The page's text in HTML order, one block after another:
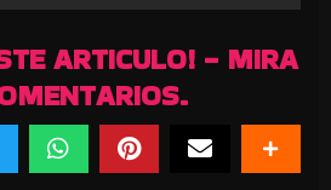
ARTICULO! - MIRA